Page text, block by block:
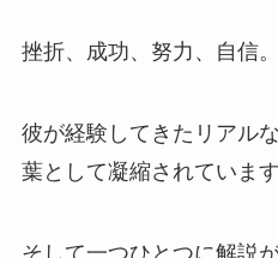
挫折、成功、努力、自信。
彼が経験してきたリアル
葉として凝縮されています
そして一つひとつに解説